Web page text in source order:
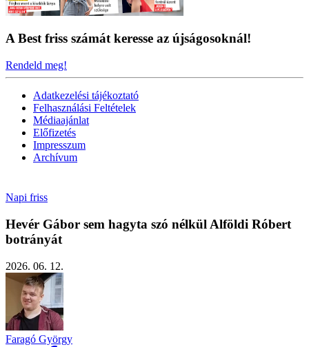
A Best friss számát keresse az újságosoknál!
Rendeld meg!
Adatkezelési tájékoztató
Felhasználási Feltételek
Médiaajánlat
Előfizetés
Impresszum
Archívum
Napi friss
Hevér Gábor sem hagyta szó nélkül Alföldi Róbert
botrányát
2026. 06. 12.
Faragó György